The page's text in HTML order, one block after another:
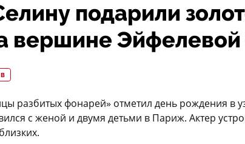
подарили
вершине
разбитых фонарей» отметил день рождения в
с женой и двумя детьми в Париж. Актер